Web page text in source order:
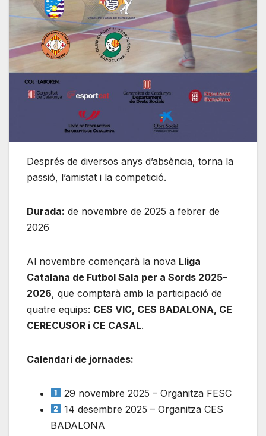
Després de diversos anys d’absència, torna la
passió, l’amistat i la competició.
Durada: de novembre de 2025 a febrer de
2026
Al novembre començarà la nova Lliga
Catalana de Futbol Sala per a Sords 2025–
2026, que comptarà amb la participació de
quatre equips: CES VIC, CES BADALONA, CE
CERECUSOR i CE CASAL.
Calendari de jornades:
29 novembre 2025 – Organitza FESC
14 desembre 2025 – Organitza CES
BADALONA